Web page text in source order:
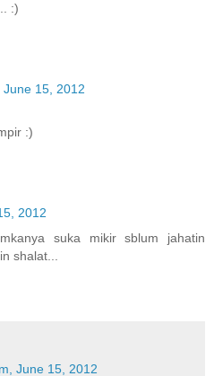
:)
15, 2012
:)
2012
suka mikir sblum jahatin
shalat...
June 15, 2012